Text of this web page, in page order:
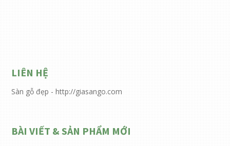
LIÊN HỆ
Sàn gỗ đẹp - http://giasango.com
BÀI VIẾT & SẢN PHẨM MỚI